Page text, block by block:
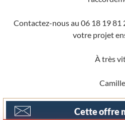
Contactez-nous au 06 18 19 81
votre projet
À très
Camille
Cette offre